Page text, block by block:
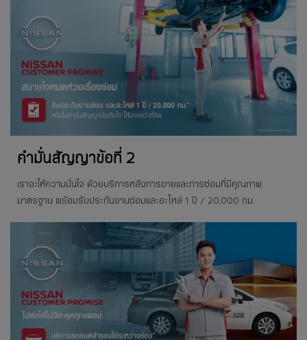
คำมั่นสัญญาข้อที่ 2
เราจะให้ความมั่นใจ ด้วยบริการหลังการขายและการซ่อมที่มีคุณภาพ
มาตรฐาน พร้อมรับประกันงานซ่อมและอะไหล่ 1 ปี / 20,000 กม.